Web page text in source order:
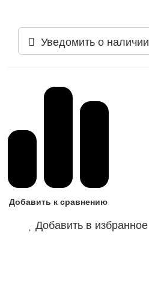
Уведомить о наличии
Добавить к сравнению
Добавить в избранное